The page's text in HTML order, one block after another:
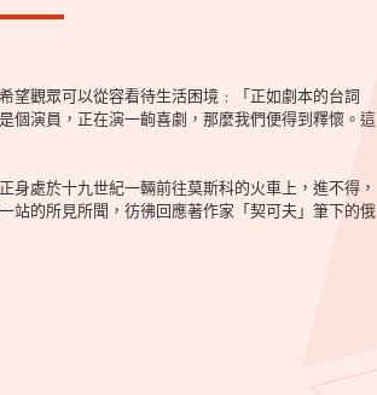
望觀眾可以從容看待生活困境﹕「正如劇本的台詞
個演員，正在演一齣喜劇，那麼我們便得到釋懷。這
處於十九世紀一輛前往莫斯科的火車上，進不得，
的所見所聞，彷彿回應著作家「契可夫」筆下的俄